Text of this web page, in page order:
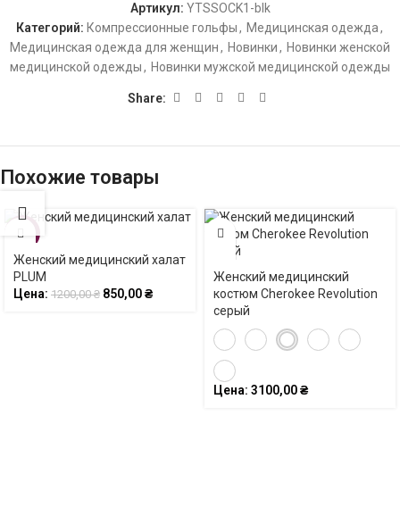
Артикул: YTSSOCK1-blk
Категорий: Компрессионные гольфы, Медицинская одежда,
Медицинская одежда для женщин, Новинки, Новинки женской
медицинской одежды, Новинки мужской медицинской одежды
Share:
Похожие товары
Женский медицинский халат
PLUM
Цена: 1200,00₴ 850,00₴
Женский медицинский
костюм Cherokee Revolution
серый
Цена: 3100,00₴